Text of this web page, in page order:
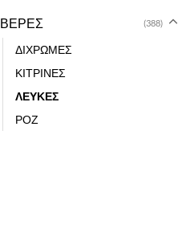
ΒΕΡΕΣ (388)
ΔΙΧΡΩΜΕΣ
ΚΙΤΡΙΝΕΣ
ΛΕΥΚΕΣ
ΡΟΖ